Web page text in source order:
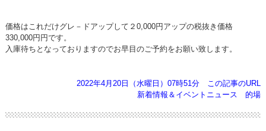
価格はこれだけグレ－ドアップして２0,000円アップの税抜き価格
330,000円円です。
入庫待ちとなっておりますのでお早目のご予約をお願い致します。
2022年4月20日（水曜日）07時51分
この記事のURL
新着情報＆イベントニュース
的場